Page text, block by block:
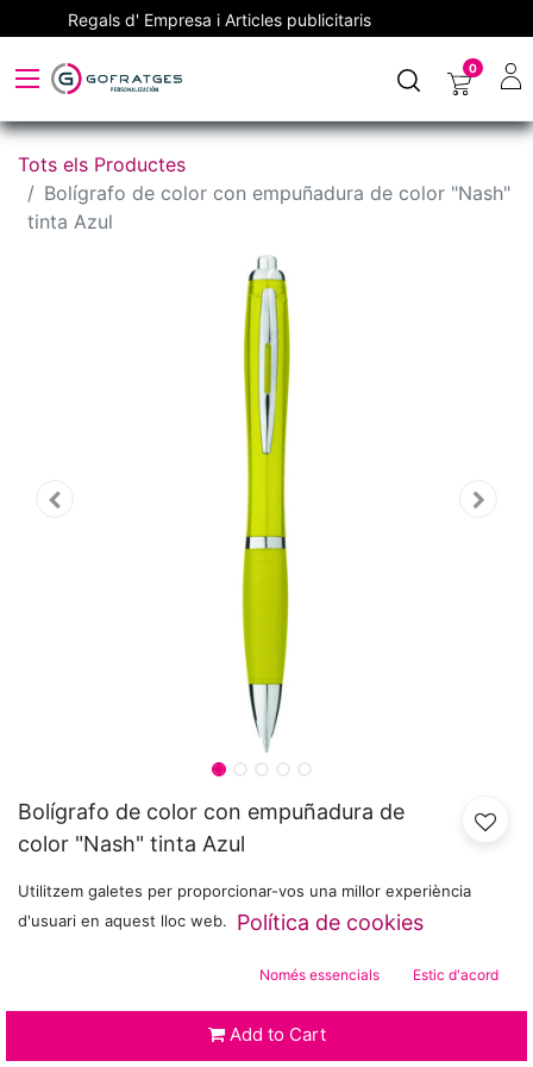
Regals d' Empresa i Articles publicitaris
0
Tots els Productes
Bolígrafo de color con empuñadura de color "Nash"
tinta Azul
Bolígrafo de color con empuñadura de
color "Nash" tinta Azul
Add to Cart
Utilitzem galetes per proporcionar-vos una millor experiència
d'usuari en aquest lloc web.
Política de cookies
Només essencials Estic d'acord